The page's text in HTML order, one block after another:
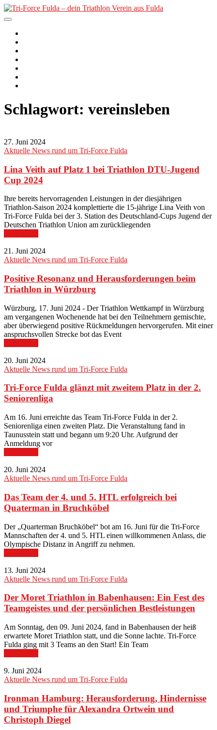
Skip
to
Tri-Force Fulda – dein
Triathlon Verein aus Fulda
Schlagwort: vereinsleben
27. Juni 2024
Aktuelle News rund um Tri-Force Fulda
Lina Veith auf Platz 1 bei Triathlon DTU-Jugend
Cup 2024
Ihre bereits hervorragenden Leistungen in der diesjährigen
Triathlon-Saison 2024 komplettierte die 15-jährige Lina Veith von
Tri-Force Fulda bei der 3. Station des Deutschland-Cups Jugend der
Deutschen Triathlon Union am zurückliegenden
21. Juni 2024
Aktuelle News rund um Tri-Force Fulda
Positive Resonanz und Herausforderungen beim
Triathlon in Würzburg
Würzburg, 17. Juni 2024 - Der Triathlon Wettkampf in Würzburg
am vergangenen Wochenende hat bei den Teilnehmern gemischte,
aber überwiegend positive Rückmeldungen hervorgerufen. Mit einer
anspruchsvollen Strecke bot das Event
20. Juni 2024
Aktuelle News rund um Tri-Force Fulda
Tri-Force Fulda glänzt mit zweitem Platz in der 2.
Seniorenliga
Am 16. Juni erreichte das Team Tri-Force Fulda in der 2.
Seniorenliga einen zweiten Platz. Die Veranstaltung fand in
Taunusstein statt und begann um 9:20 Uhr. Aufgrund der
Anmeldung vor
20. Juni 2024
Aktuelle News rund um Tri-Force Fulda
Das Team der 4. und 5. HTL erfolgreich bei
Quaterman in Bruchköbel
Der „Quarterman Bruchköbel“ bot am 16. Juni für die Tri-Force
Mannschaften der 4. und 5. HTL einen willkommenen Anlass, die
Olympische Distanz in Angriff zu nehmen.
13. Juni 2024
Aktuelle News rund um Tri-Force Fulda
Der Moret Triathlon in Babenhausen: Ein Fest des
Teamgeistes und der persönlichen Bestleistungen
Am Sonntag, den 09. Juni 2024, fand in Babenhausen der heiß
erwartete Moret Triathlon statt, und die Sonne lachte. Tri-Force
Fulda ging mit 3 Teams an den Start! Ein Team
9. Juni 2024
Aktuelle News rund um Tri-Force Fulda
Ironman Hamburg: Herausforderung, Hindernisse
und Triumphe für Alexandra Ortwein und
Christoph Diegel